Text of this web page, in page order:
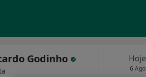
Godinho Hoje
6 Ago